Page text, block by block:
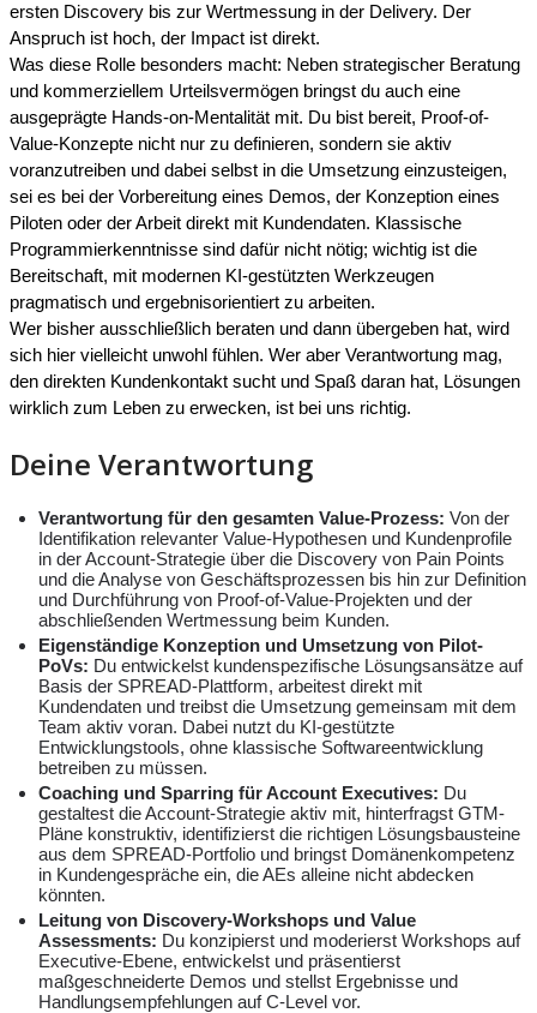
ersten Discovery bis zur Wertmessung in der Delivery. Der
Anspruch ist hoch, der Impact ist direkt.
Was diese Rolle besonders macht: Neben strategischer Beratung
und kommerziellem Urteilsvermögen bringst du auch eine
ausgeprägte Hands-on-Mentalität mit. Du bist bereit, Proof-of-
Value-Konzepte nicht nur zu definieren, sondern sie aktiv
voranzutreiben und dabei selbst in die Umsetzung einzusteigen,
sei es bei der Vorbereitung eines Demos, der Konzeption eines
Piloten oder der Arbeit direkt mit Kundendaten. Klassische
Programmierkenntnisse sind dafür nicht nötig; wichtig ist die
Bereitschaft, mit modernen KI-gestützten Werkzeugen
pragmatisch und ergebnisorientiert zu arbeiten.
Wer bisher ausschließlich beraten und dann übergeben hat, wird
sich hier vielleicht unwohl fühlen. Wer aber Verantwortung mag,
den direkten Kundenkontakt sucht und Spaß daran hat, Lösungen
wirklich zum Leben zu erwecken, ist bei uns richtig.
Deine Verantwortung
Verantwortung für den gesamten Value-Prozess: Von der
Identifikation relevanter Value-Hypothesen und Kundenprofile
in der Account-Strategie über die Discovery von Pain Points
und die Analyse von Geschäftsprozessen bis hin zur Definition
und Durchführung von Proof-of-Value-Projekten und der
abschließenden Wertmessung beim Kunden.
Eigenständige Konzeption und Umsetzung von Pilot-
PoVs: Du entwickelst kundenspezifische Lösungsansätze auf
Basis der SPREAD-Plattform, arbeitest direkt mit
Kundendaten und treibst die Umsetzung gemeinsam mit dem
Team aktiv voran. Dabei nutzt du KI-gestützte
Entwicklungstools, ohne klassische Softwareentwicklung
betreiben zu müssen.
Coaching und Sparring für Account Executives: Du
gestaltest die Account-Strategie aktiv mit, hinterfragst GTM-
Pläne konstruktiv, identifizierst die richtigen Lösungsbausteine
aus dem SPREAD-Portfolio und bringst Domänenkompetenz
in Kundengespräche ein, die AEs alleine nicht abdecken
könnten.
Leitung von Discovery-Workshops und Value
Assessments: Du konzipierst und moderierst Workshops auf
Executive-Ebene, entwickelst und präsentierst
maßgeschneiderte Demos und stellst Ergebnisse und
Handlungsempfehlungen auf C-Level vor.